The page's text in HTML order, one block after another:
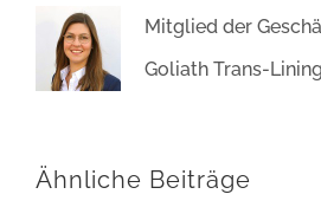
Mitglied der
Goliath Trans-Lining
Ähnliche Beiträge